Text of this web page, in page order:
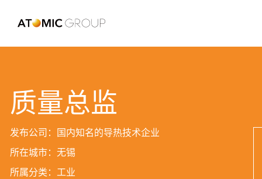
质量总监
发布公司：国内知名的导热技术企业
所在城市：无锡
所属分类：工业